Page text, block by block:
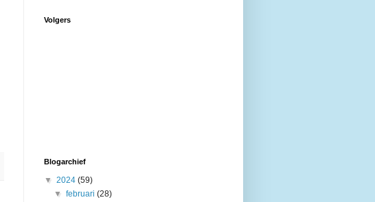
Volgers
Blogarchief
▼ 2024 (59)
▼februari(28)